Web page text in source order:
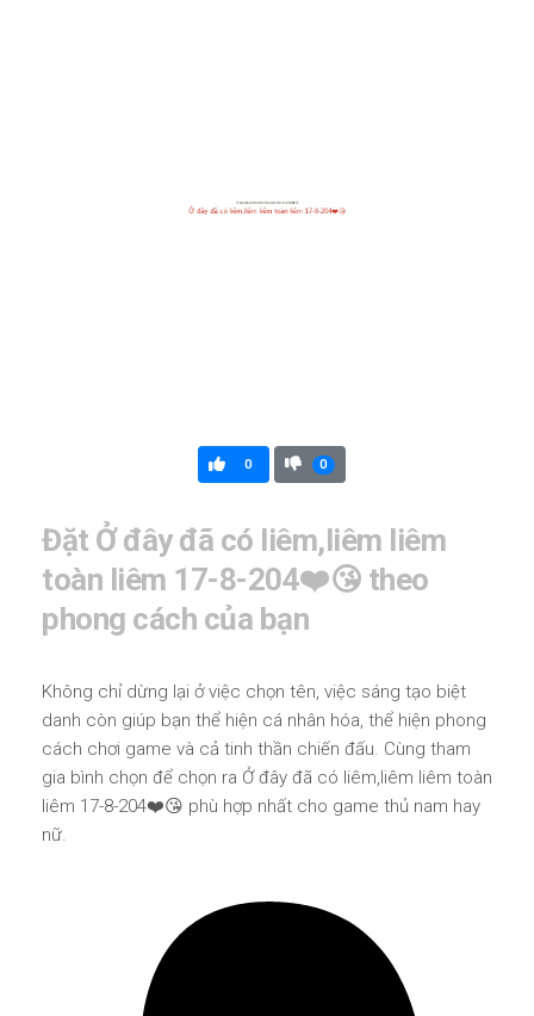
0 0
Đặt Ở đây đã có liêm,liêm liêm
toàn liêm 17-8-204❤️😘 theo
phong cách của bạn
Không chỉ dừng lại ở việc chọn tên, việc sáng tạo biệt
danh còn giúp bạn thể hiện cá nhân hóa, thể hiện phong
cách chơi game và cả tinh thần chiến đấu. Cùng tham
gia bình chọn để chọn ra Ở đây đã có liêm,liêm liêm toàn
liêm 17-8-204❤️😘 phù hợp nhất cho game thủ nam hay
nữ.